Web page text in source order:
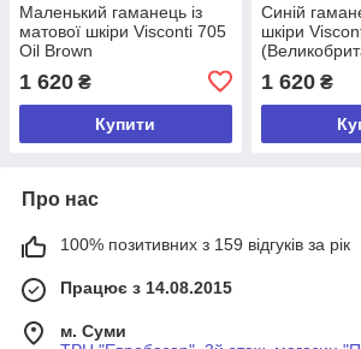
Маленький гаманець із
матової шкіри Visconti 705
Oil Brown
1 620 ₴
Купити
Синій
шкіри
1 620₴
Про нас
100% позитивних з 159 відгуків за рік
Працює з 14.08.2015
м. Суми